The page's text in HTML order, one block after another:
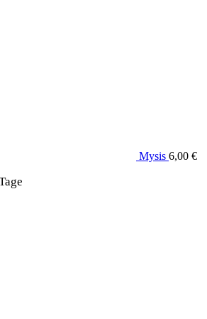
Mysis 6,00 €